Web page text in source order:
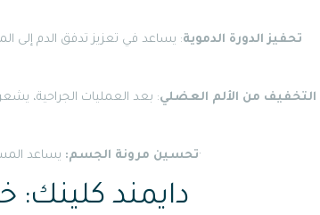
تحفيز الدورة الدموية: يساعد في تعزيز تدفق الدم إلى
التخفيف من الألم العضلي: بعد العمليات الجراحية،
تحسين مرونة الجسم:يساعد المساج اللمفاوي على تحسين مرونة الأنسجة وتقليل التورم المرتبط بالجراحة·
دايمند كلينك: